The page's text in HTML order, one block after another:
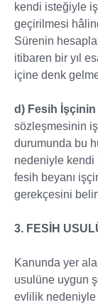
kendi isteğiyle
geçirilmesi
Sürenin
itibaren bir yıl
içine denk
d) Fesih
sözleşmesinin
durumunda bu
nedeniyle kendi
fesih beyanı
gerekçesini
3. FESİH
Kanunda yer
usulüne uygun
evlilik nedeniyle